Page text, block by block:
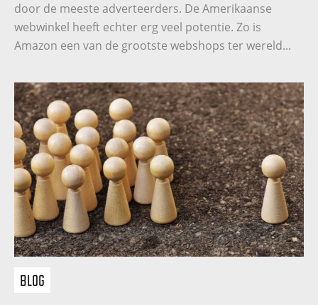
door de meeste adverteerders. De Amerikaanse
webwinkel heeft echter erg veel potentie. Zo is
Amazon een van de grootste webshops ter wereld...
BLOG